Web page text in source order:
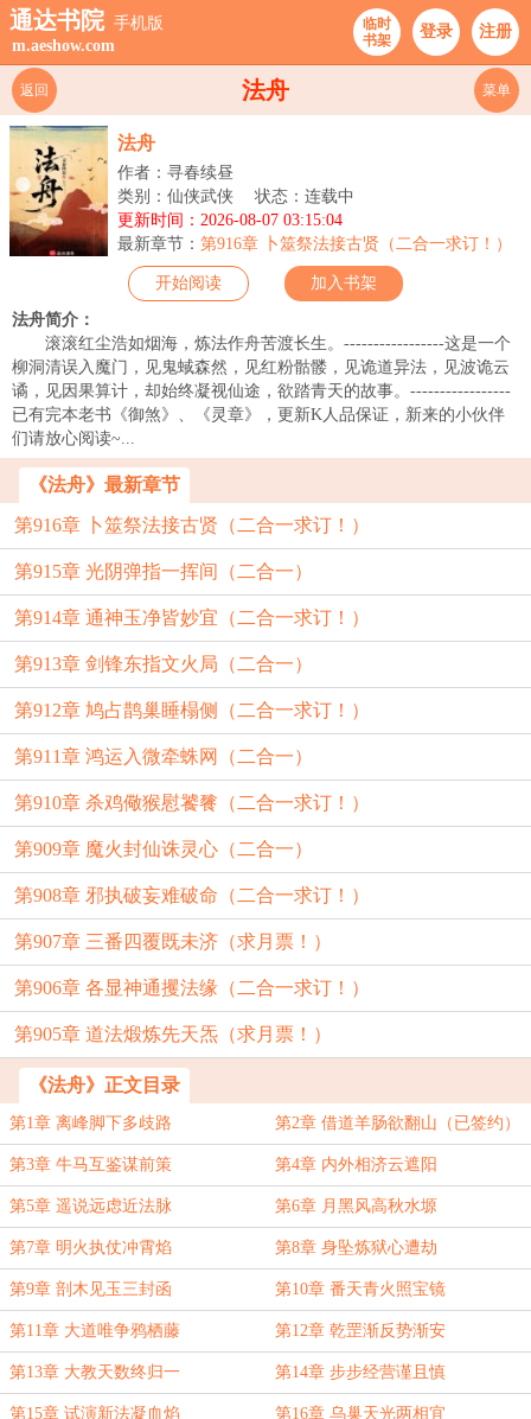
通达书院 手机版
m.aeshow.com
临时
书架
登录 注册
法舟
返回 菜单
法舟
作者：寻春续昼
类别：仙侠武侠
状态：连载中
更新时间：2026-08-07 03:15:04
最新章节： 第916章 卜筮祭法接古贤（二合一求订！）
开始阅读 加入书架
法舟简介：
滚滚红尘浩如烟海，炼法作舟苦渡长生。-----------------这是一个
柳洞清误入魔门，见鬼蜮森然，见红粉骷髅，见诡道异法，见波诡云
谲，见因果算计，却始终凝视仙途，欲踏青天的故事。-----------------
已有完本老书《御煞》、《灵章》，更新K人品保证，新来的小伙伴
们请放心阅读~...
《法舟》最新章节
第916章 卜筮祭法接古贤（二合一求订！）
第915章 光阴弹指一挥间（二合一）
第914章 通神玉净皆妙宜（二合一求订！）
第913章 剑锋东指文火局（二合一）
第912章 鸠占鹊巢睡榻侧（二合一求订！）
第911章 鸿运入微牵蛛网（二合一）
第910章 杀鸡儆猴慰饕餮（二合一求订！）
第909章 魔火封仙诛灵心（二合一）
第908章 邪执破妄难破命（二合一求订！）
第907章 三番四覆既未济（求月票！）
第906章 各显神通攫法缘（二合一求订！）
第905章 道法煅炼先天炁（求月票！）
《法舟》正文目录
第1章 离峰脚下多歧路 第2章 借道羊肠欲翻山（已签约）
第3章 牛马互鉴谋前策 第4章 内外相济云遮阳
第5章 遥说远虑近法脉 第6章 月黑风高秋水塬
第7章 明火执仗冲霄焰 第8章 身坠炼狱心遭劫
第9章 剖木见玉三封函 第10章 番天青火照宝镜
第11章 大道唯争鸦栖藤 第12章 乾罡渐反势渐安
第13章 大教天数终归一 第14章 步步经营谨且慎
第15章 试演新法凝血焰 第16章 乌巢天光两相宜